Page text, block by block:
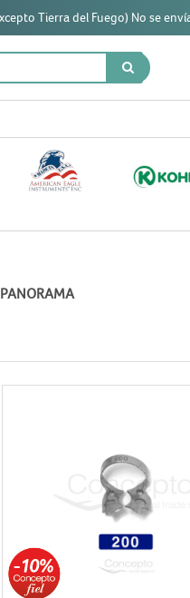
Tierra del Fuego) No se
PANORAMA